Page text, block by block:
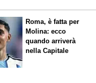
Roma, è fatta per
Molina: ecco
quando arriverà
nella Capitale